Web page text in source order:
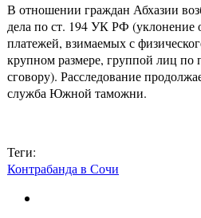
В отношении граждан Абхазии
дела по ст. 194 УК РФ (уклонение
платежей, взимаемых с
крупном размере, группой лиц по
сговору). Расследование
служба Южной таможни.
Теги:
Контрабанда в Сочи